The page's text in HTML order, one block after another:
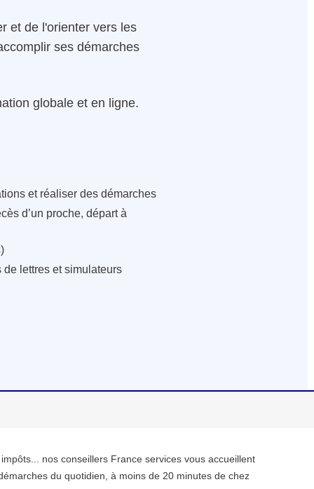
et de l'orienter vers les
ses démarches
globale et en ligne.
et réaliser des démarches
d’un proche, départ à
lettres et simulateurs
nos conseillers France services vous accueillent
du quotidien, à moins de 20 minutes de chez